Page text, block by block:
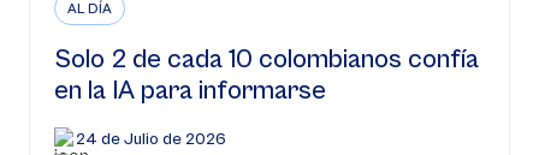
AL DÍA
Solo 2 de cada 10 colombianos confía
en la IA para informarse
24 de Julio de 2026